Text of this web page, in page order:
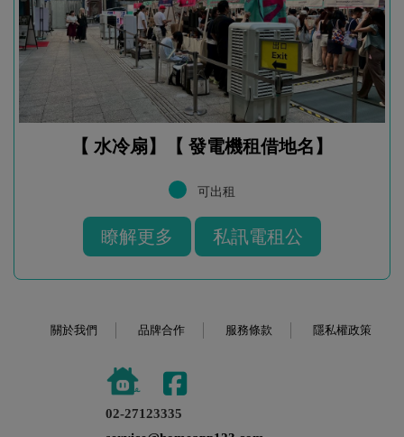
【 水冷扇】【 發電機租借地名】
可出租
瞭解更多 私訊電租公
關於我們 品牌合作 服務條款 隱私權政策
02-27123335